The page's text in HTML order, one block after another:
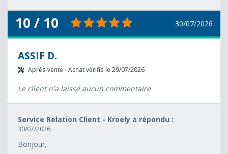
10 / 10 30/07/2026
ASSIF D.
Après-vente - Achat vérifié le 29/07/2026
Le client n'a laissé aucun commentaire
Service Relation Client - Kroely a répondu :
30/07/2026
Bonjour,